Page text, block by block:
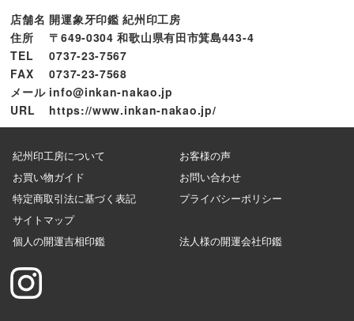
店舗名 開運象牙印鑑 紀州印工房
住所
〒649-0304 和歌山県有田市箕島443-4
TEL
0737-23-7567
FAX
0737-23-7568
メール info@inkan-nakao.jp
URL
https://www.inkan-nakao.jp/
紀州印工房について
お客様の声
お買い物ガイド
お問い合わせ
特定商取引法に基づく表記
プライバシーポリシー
サイトマップ
個人の開運吉相印鑑
法人様の開運会社印鑑